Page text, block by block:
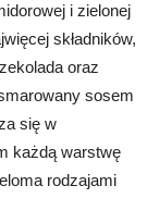
i zielonej
składników,
oraz
sosem
się w
każdą warstwę
rodzajami